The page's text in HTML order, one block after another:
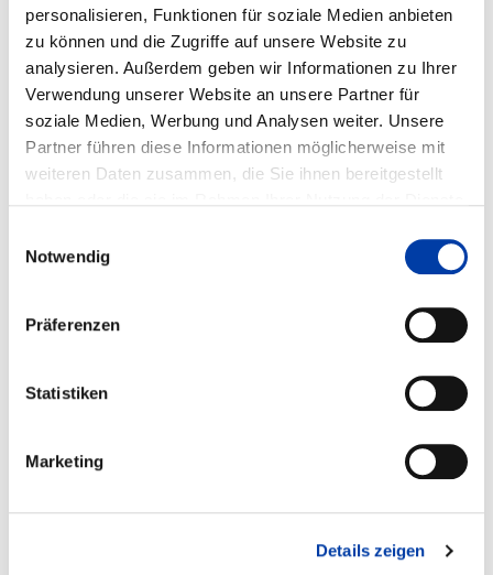
personalisieren, Funktionen für soziale Medien anbieten
zu können und die Zugriffe auf unsere Website zu
analysieren. Außerdem geben wir Informationen zu Ihrer
Verwendung unserer Website an unsere Partner für
soziale Medien, Werbung und Analysen weiter. Unsere
Partner führen diese Informationen möglicherweise mit
weiteren Daten zusammen, die Sie ihnen bereitgestellt
unsererDATENSCHUTZ
Seite, sowie in unserem
Notwendig
Präferenzen
Statistiken
Marketing
Details zeigen
140-ARS/ASS